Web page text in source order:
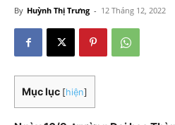
By Huỳnh Thị Trưng - 12 Tháng 12, 2022
Mục lục [hiện]